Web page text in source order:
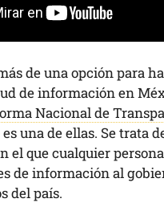
de una opción para
de información en
Nacional de
una de ellas. Se trata
el que cualquier
de información al
del país.